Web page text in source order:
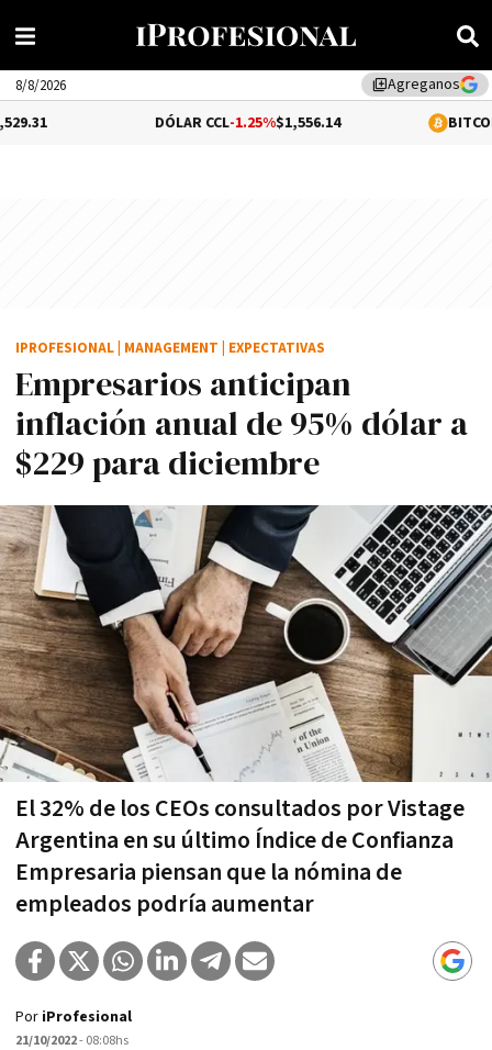
library_addAgreganos
8/8/2026
-1.25%$1,556.14 0.09%
Empresarios anticipan
inflación anual de 95% dólar a
$229 para diciembre
El 32% de los CEOs consultados por Vistage
Argentina en su último Índice de Confianza
Empresaria piensan que la nómina de
empleados podría aumentar
IPROFESIONAL MANAGEMENT EXPECTATIVAS
Por iProfesional
21/10/2022- 08:08hs